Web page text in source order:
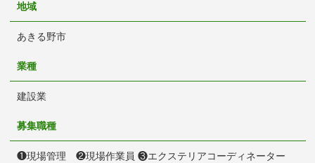
地域
あきる野市
業種
建設業
募集職種
❶現場管理 ❷現場作業員 ❸エクステリアコーディネーター